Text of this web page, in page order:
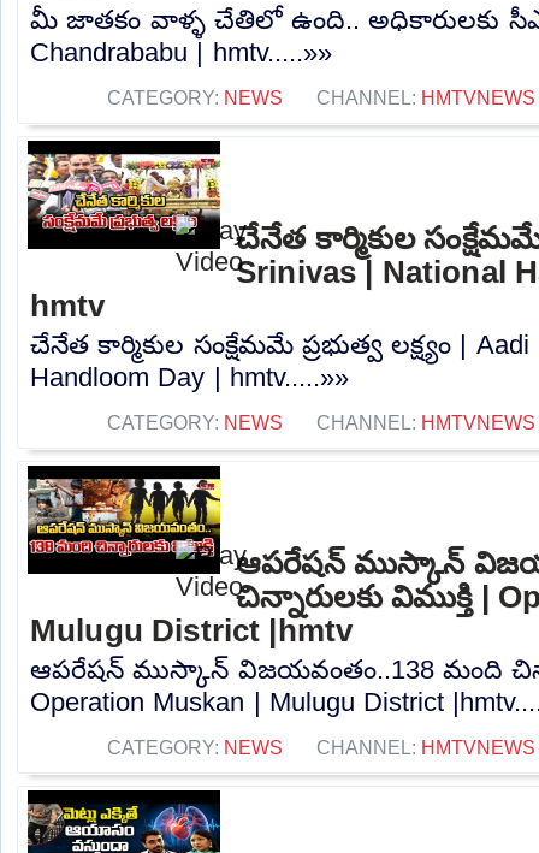
మీ జాతకం వాళ్ళ చేతిలో ఉంది.. అధికారులకు
Chandrababu | hmtv.....»»
CATEGORY: NEWS CHANNEL: HMTVNEWS
చేనేత కార్మికుల సంక్షేమమే
Srinivas | National
hmtv
చేనేత కార్మికుల సంక్షేమమే ప్రభుత్వ లక్ష్యం | Aadi
Handloom Day | hmtv.....»»
CATEGORY: NEWS CHANNEL: HMTVNEWS
ఆపరేషన్ ముస్కాన్
చిన్నారులకు విముక్తి |
Mulugu District |hmtv
ఆపరేషన్ ముస్కాన్ విజయవంతం..138 మంది
Operation Muskan | Mulugu District
CATEGORY: NEWS CHANNEL: HMTVNEWS